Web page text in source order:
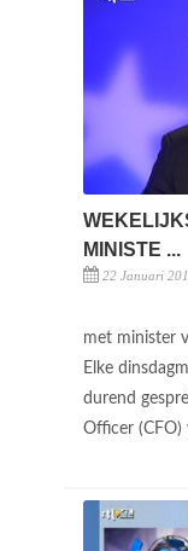
MINISTE ...
22 Januari
met minister
Elke
durend
Officer (CFO)